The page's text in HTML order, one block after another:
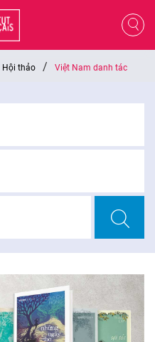
VI
VI
Hội thảo / Việt Nam danh tác